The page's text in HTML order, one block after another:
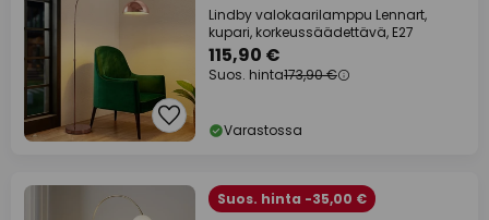
Lindby valokaarilamppu Lennart,
kupari, korkeussäädettävä, E27
115,90 €
Suos. hinta173,90 €
Varastossa
Suos. hinta -35,00 €